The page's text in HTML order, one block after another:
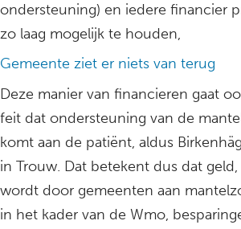
ondersteuning) en iedere financier
zo laag mogelijk te houden,
Gemeente ziet er niets van terug
Deze manier van financieren gaat
feit dat ondersteuning van de
komt aan de patiënt, aldus
in Trouw. Dat betekent dus dat
wordt door gemeenten aan
in het kader van de Wmo,